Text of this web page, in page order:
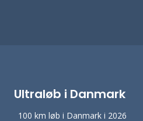
Ultraløb i Danmark
100 km løb i Danmark i 2026